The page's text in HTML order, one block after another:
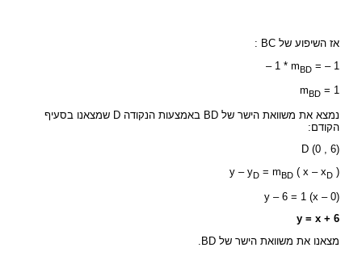
אז השיפוע של BC :
– 1 * mBD = – 1
mBD = 1
נמצא את משוואת הישר של BD באמצעות הנקודה D שמצאנו בסעיף
הקודם:
D (0 , 6)
y – yD = mBD ( x – xD )
y – 6 = 1 (x – 0)
y = x + 6
מצאנו את משוואת הישר של BD.